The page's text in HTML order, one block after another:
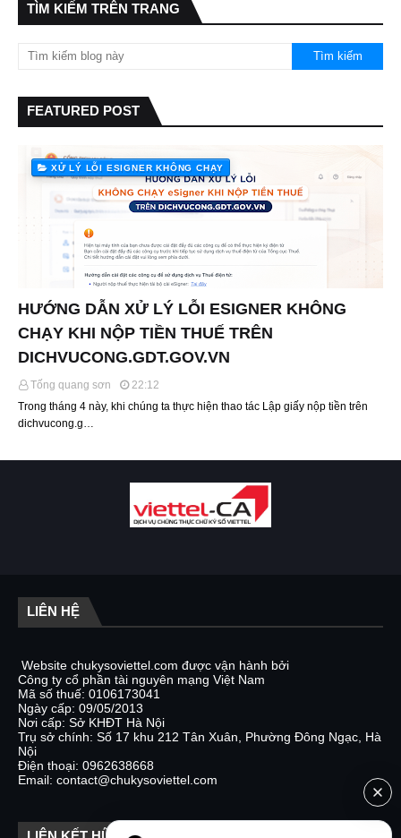
TÌM KIẾM TRÊN TRANG
FEATURED POST
XỬ LÝ LỖI ESIGNER KHÔNG CHẠY
HƯỚNG DẪN XỬ LÝ LỖI ESIGNER KHÔNG
CHẠY KHI NỘP TIỀN THUẾ TRÊN
DICHVUCONG.GDT.GOV.VN
Tống quang sơn
22:12
Trong tháng 4 này, khi chúng ta thực hiện thao tác Lập giấy nộp tiền trên
dichvucong.g…
LIÊN HỆ
Website chukysoviettel.com được vận hành bởi
Công ty cổ phần tài nguyên mạng Việt Nam
Mã số thuế: 0106173041
Ngày cấp: 09/05/2013
Nơi cấp: Sở KHĐT Hà Nội
Trụ sở chính: Số 17 khu 212 Tân Xuân, Phường Đông Ngạc, Hà
Nội
Điện thoại: 0962638668
Email: contact@chukysoviettel.com